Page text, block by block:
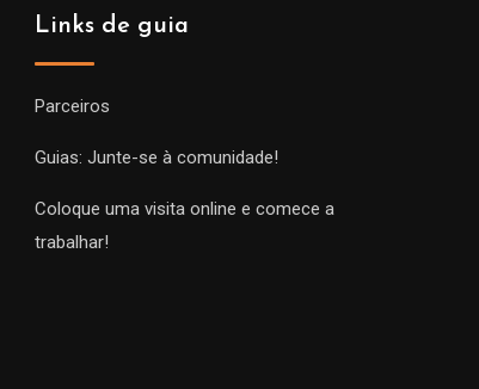
Links de guia
Parceiros
Guias: Junte-se à comunidade!
Coloque uma visita online e comece a
trabalhar!